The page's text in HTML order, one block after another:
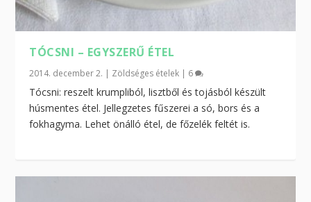
TÓCSNI – EGYSZERŰ ÉTEL
2014. december 2. | Zöldséges ételek | 6
Tócsni: reszelt krumpliból, lisztből és tojásból készült
húsmentes étel. Jellegzetes fűszerei a só, bors és a
fokhagyma. Lehet önálló étel, de főzelék feltét is.